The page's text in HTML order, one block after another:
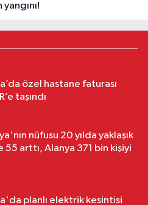
özel hastane faturası
taşındı
nüfusu 20 yılda yaklaşık
55 arttı, Alanya 371 bin kişiyi
planlı elektrik kesintisi